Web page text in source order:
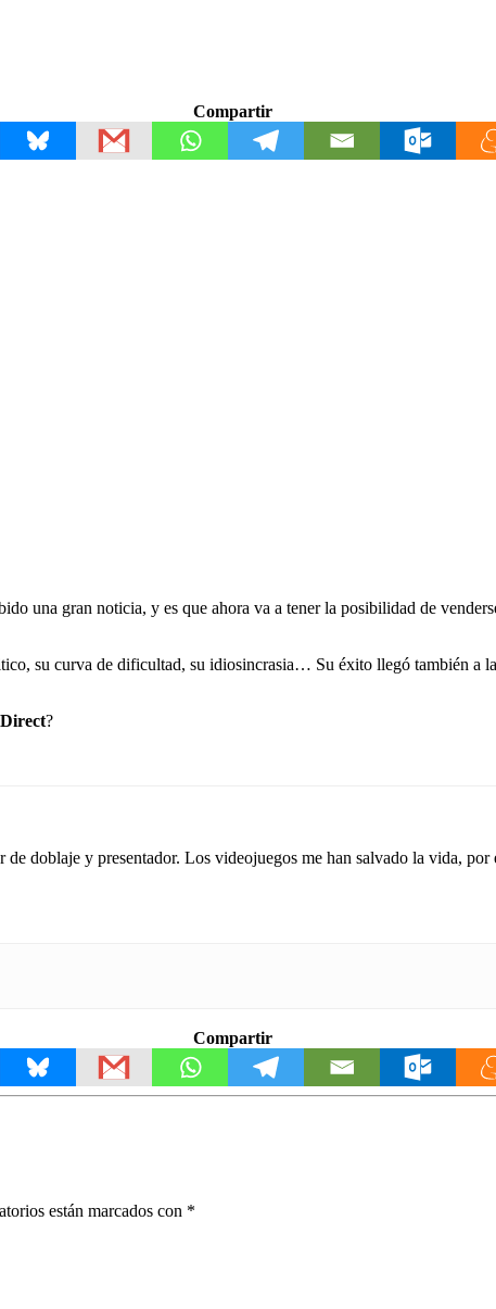
Compartir
una gran noticia, y es que ahora va a tener la posibilidad de
su curva de dificultad, su idiosincrasia… Su éxito llegó también a
?
doblaje y presentador. Los videojuegos me han salvado la vida,
Compartir
están marcados con *